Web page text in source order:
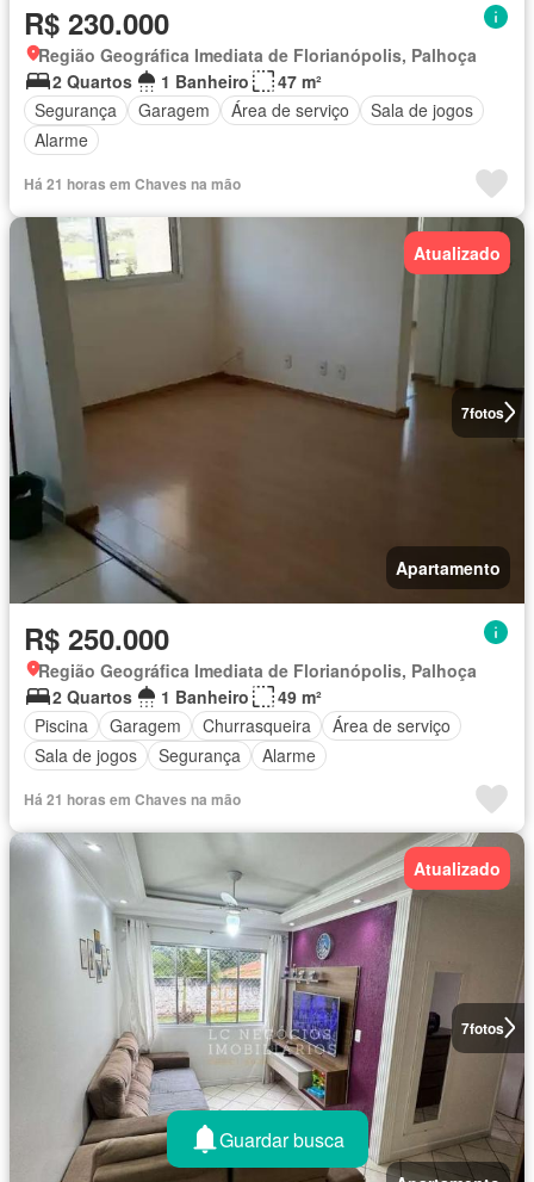
R$ 230.000
Região Geográfica Imediata de Florianópolis, Palhoça
2 Quartos
1 Banheiro
47 m²
Segurança
Garagem Área de serviço
Sala de jogos
Alarme
Há 21 horas em Chaves na mão
7fotos
Atualizado
Apartamento
R$ 250.000
Região Geográfica Imediata de Florianópolis, Palhoça
2 Quartos
1 Banheiro
49 m²
Piscina
Garagem Churrasqueira
Área de serviço
Sala de jogos
Segurança Alarme
Há 21 horas em Chaves na mão
7fotos
Atualizado
Guardar busca